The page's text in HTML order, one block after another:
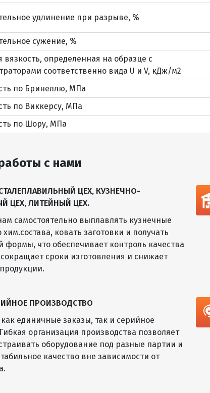
удлинение при разрыве, %
сужение, %
вязкость, определенная на образце с
соответственно вида U и V, кДж/м2
по Бринеллю, МПа
по Виккерсу, МПа
по Шору, МПа
с нами
ЦЕХ, КУЗНЕЧНО-
ЦЕХ, ЛИТЕЙНЫЙ ЦЕХ.
самостоятельно выплавлять кузнечные
ковать заготовки и получать
формы, что обеспечивает контроль качества
сокращает сроки изготовления и снижает
ПРОИЗВОДСТВО
единичные заказы, так и серийное
организация производства позволяет
оборудование под разные партии и
качество вне зависимости от